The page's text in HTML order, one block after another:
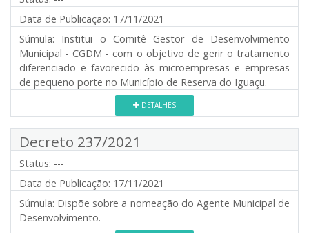
Data de Publicação: 17/11/2021
Súmula: Institui o Comitê Gestor de Desenvolvimento
Municipal - CGDM - com o objetivo de gerir o tratamento
diferenciado e favorecido às microempresas e empresas
de pequeno porte no Município de Reserva do Iguaçu.
DETALHES
Decreto 237/2021
Status: ---
Data de Publicação: 17/11/2021
Súmula: Dispõe sobre a nomeação do Agente Municipal de
Desenvolvimento.